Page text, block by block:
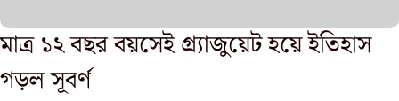
মাত্র ১২ বছর বয়সেই গ্র্যাজুয়েট হয়ে ইতিহাস
গড়ল সূবর্ণ